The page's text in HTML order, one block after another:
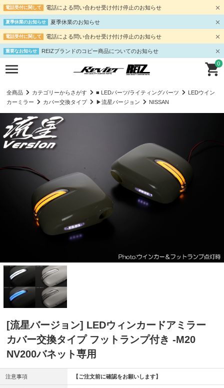
電話受付に関して 電話による問い合わせ受け付け停止のお知らせ
夏季休業のお知らせ 夏季休業のお知らせ
電話受付に関して 電話による問い合わせ受け付け停止のお知らせ
重要なお知らせ REIZブランドのコピー商品についてのお知らせ
0
全商品 カテゴリーからさがす ■ LEDパーツ/ライティングパーツ
LEDウイン
カーミラー
カバー交換タイプ ▶流星バージョン NISSAN
[流星バージョン] LEDウィンカードアミラー
カバー交換タイプ フットランプ付き -M20
NV200バネット専用
注意事項 【ご注文前に確認をお願いします】